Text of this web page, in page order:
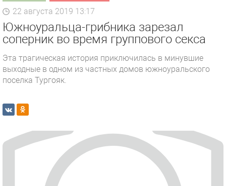
22 августа 2019 13:17
Южноуральца-грибника зарезал
соперник во время группового секса
Эта трагическая история приключилась в минувшие
выходные в одном из частных домов южноуральского
поселка Тургояк.